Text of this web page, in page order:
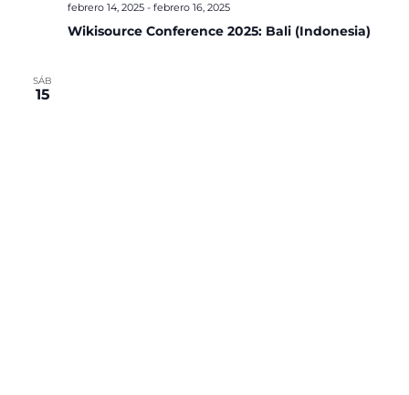
Wikisource Conference 2025: Bali (Indonesia)
febrero 14, 2025- febrero 16, 2025
SÁB
15